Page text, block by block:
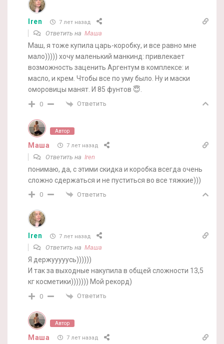
Iren 7 лет назад
Ответить на Маша
Маш, я тоже купила царь-коробку, и все равно мне
мало))))) хочу маленький манкинд: привлекает
возможность заценить Аргентум в комплексе: и
масло, и крем. Чтобы все по уму было. Ну и маски
оморовицы манят. И 85 фунтов 😇.
0 Ответить
Автор
Маша 7 лет назад
Ответить на Iren
понимаю, да, с этими скидка и коробка всегда очень
сложно сдержаться и не пуститься во все тяжкие)))
0 Ответить
Iren 7 лет назад
Ответить на Маша
Я держууууусь))))))
И так за выходные накупила в общей сложности 13,5
кг косметики))))))) Мой рекорд)
0 Ответить
Автор
Маша 7 лет назад